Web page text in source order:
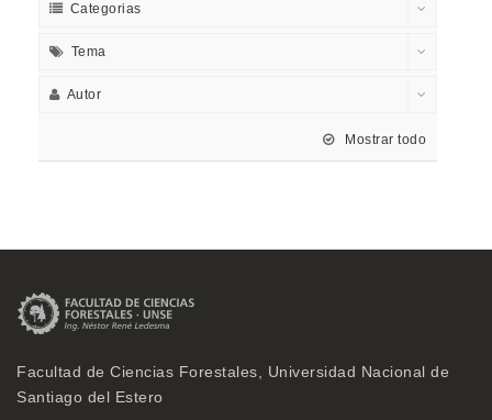
Categorias
Tema
Autor
Mostrar todo
Facultad de Ciencias Forestales, Universidad Nacional de
Santiago del Estero